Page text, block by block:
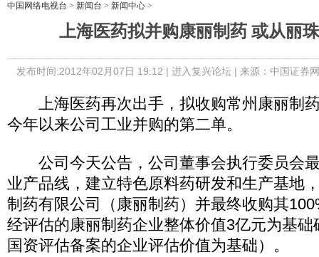
中国网络电视台 > 新闻台 > 新闻中心 >
上海医药拟并购康丽制药 或从丽
发布时间:2012年02月07日 19:12 | 进入复兴论坛 | 来源：中国证券
上海医药再次出手，拟收购常州康丽制
今年以来公司工业并购的第二单。
公司今天公告，公司董事会执行委员会
业产品线，建立特色原料药研发和生产基地
制药有限公司（康丽制药）并最终收购其
经评估的康丽制药企业整体价值3亿元为基
国资评估备案的企业评估价值为基础）。